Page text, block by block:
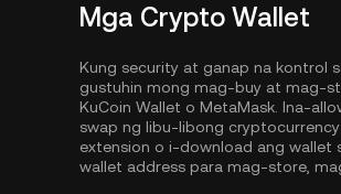
Mga Crypto Wallet
Kung security at ganap na kontrol
gustuhin mong mag-buy at mag-
KuCoin Wallet o MetaMask. Ina-
swap ng libu-libong
extension o i-download ang
wallet address para mag-store,